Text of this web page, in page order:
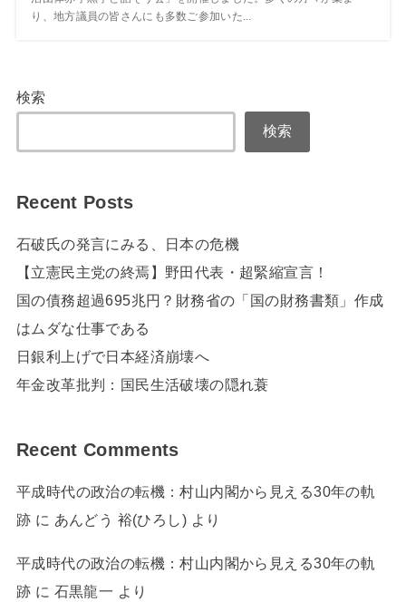
り、地方議員の皆さんにも多数ご参加いた...
検索
検索
Recent Posts
石破氏の発言にみる、日本の危機
【立憲民主党の終焉】野田代表・超緊縮宣言！
国の債務超過695兆円？財務省の「国の財務書類」作成
はムダな仕事である
日銀利上げで日本経済崩壊へ
年金改革批判：国民生活破壊の隠れ蓑
Recent Comments
平成時代の政治の転機：村山内閣から見える30年の軌
跡 に あんどう 裕(ひろし) より
平成時代の政治の転機：村山内閣から見える30年の軌
跡 に 石黒龍一 より